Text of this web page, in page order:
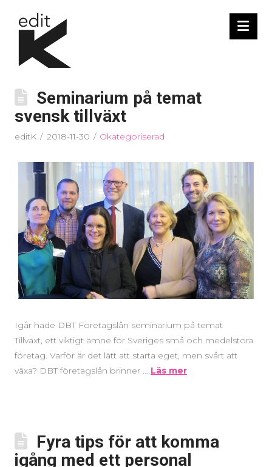
Seminarium på temat
svensk tillväxt
editK 2018-11-30 Okategoriserad
Igår hade DBT Företagslån seminarium på temat
Tillväxt, ett viktigt ämne för Sveriges små och medelstora
företag. Varför är det lätt att starta eget, men svårt att
växa? DBT företagslån brinner … Läs mer
Fyra tips för att komma
igång med ett personal